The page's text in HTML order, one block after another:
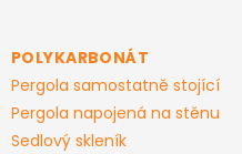
aPOLYKARBONÁT
Pergola samostatně stojící
Pergola napojená na stěnu
Sedlový skleník